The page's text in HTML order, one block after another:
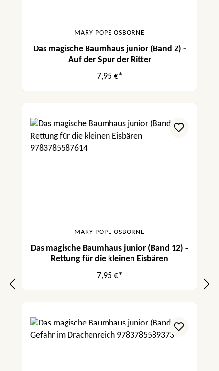
MARY POPE OSBORNE
Das magische Baumhaus junior (Band 2) -
Auf der Spur der Ritter
7,95 €*
MARY POPE OSBORNE
Das magische Baumhaus junior (Band 12) -
Rettung für die kleinen Eisbären
7,95 €*